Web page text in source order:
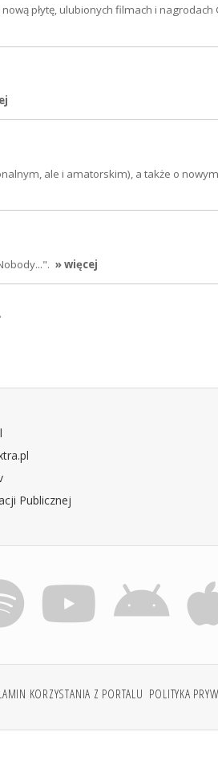
płytę, ulubionych filmach i nagrodach
ale i amatorskim), a także o
» więcej
Publicznej
KORZYSTANIA Z PORTALU POLITYKA